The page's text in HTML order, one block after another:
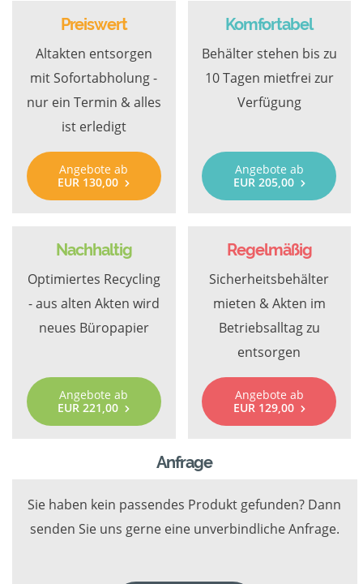
Preiswert
Altakten entsorgen
mit Sofortabholung -
nur ein Termin & alles
ist erledigt
Angebote ab
EUR 130,00
Komfortabel
Behälter stehen bis zu
10 Tagen mietfrei zur
Verfügung
Angebote ab
EUR 205,00
Nachhaltig
Optimiertes Recycling
- aus alten Akten wird
neues Büropapier
Angebote ab
EUR 221,00
Regelmäßig
Sicherheitsbehälter
mieten & Akten im
Betriebsalltag zu
entsorgen
Angebote ab
EUR 129,00
Anfrage
Sie haben kein passendes Produkt gefunden? Dann
senden Sie uns gerne eine unverbindliche Anfrage.